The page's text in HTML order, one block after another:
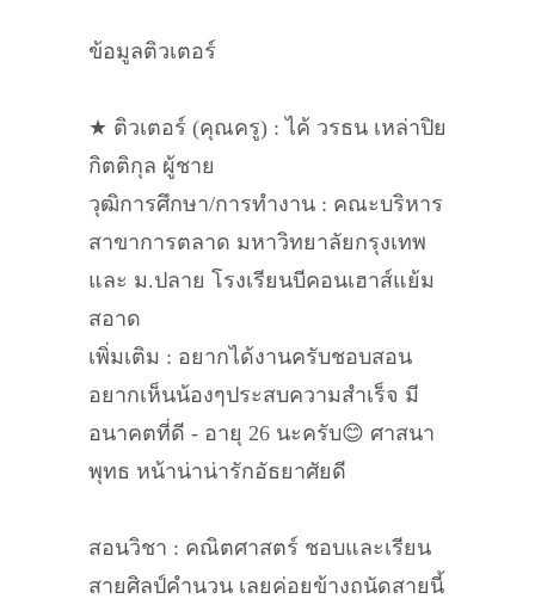
ข้อมูลติวเตอร์
★ ติวเตอร์ (คุณครู) : ไค้ วรธน เหล่าปิย
กิตติกุล ผู้ชาย
วุฒิการศึกษา/การทำงาน : คณะบริหาร
สาขาการตลาด มหาวิทยาลัยกรุงเทพ
และ ม.ปลาย โรงเรียนบีคอนเฮาส์แย้ม
สอาด
เพิ่มเติม : อยากได้งานครับชอบสอน
อยากเห็นน้องๆประสบความสำเร็จ มี
อนาคตที่ดี - อายุ 26 นะครับ😊 ศาสนา
พุทธ หน้าน่าน่ารักอัธยาศัยดี
สอนวิชา : คณิตศาสตร์ ชอบและเรียน
สายศิลป์คำนวน เลยค่อยข้างถนัดสายนี้